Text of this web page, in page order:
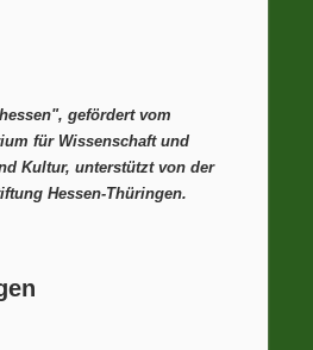
gefördert vom
für Wissenschaft und
Kultur, unterstützt von der
Hessen-Thüringen.